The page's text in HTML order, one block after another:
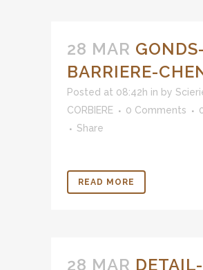
28 MAR GONDS-
BARRIERE-
Posted at 08:42h in by
CORBIERE
0 Comments
Share
READ MORE
28 MAR DETAIL-